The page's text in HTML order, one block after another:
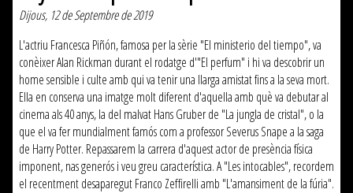
Dijous, 12 de Septembre de 2019
L'actriu Francesca Piñón, famosa per la sèrie "El ministerio del tiempo", va
conèixer Alan Rickman durant el rodatge d'"El perfum" i hi va descobrir un
home sensible i culte amb qui va tenir una llarga amistat fins a la seva mort.
Ella en conserva una imatge molt diferent d'aquella amb què va debutar al
cinema als 40 anys, la del malvat Hans Gruber de "La jungla de cristal", o la
que el va fer mundialment famós com a professor Severus Snape a la saga
de Harry Potter. Repassarem la carrera d'aquest actor de presència física
imponent, nas generós i veu greu característica. A "Les intocables", recordem
el recentment desaparegut Franco Zeffirelli amb "L'amansiment de la fúria".